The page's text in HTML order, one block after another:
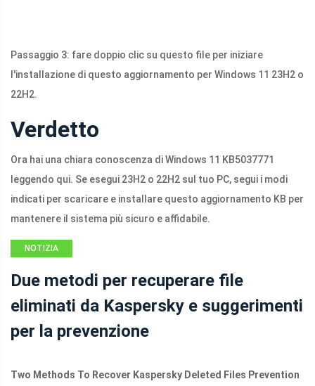
Passaggio 3: fare doppio clic su questo file per iniziare
l'installazione di questo aggiornamento per Windows 11 23H2 o
22H2.
Verdetto
Ora hai una chiara conoscenza di Windows 11 KB5037771
leggendo qui. Se esegui 23H2 o 22H2 sul tuo PC, segui i modi
indicati per scaricare e installare questo aggiornamento KB per
mantenere il sistema più sicuro e affidabile.
NOTIZIA
Due metodi per recuperare file
eliminati da Kaspersky e suggerimenti
per la prevenzione
Two Methods To Recover Kaspersky Deleted Files Prevention